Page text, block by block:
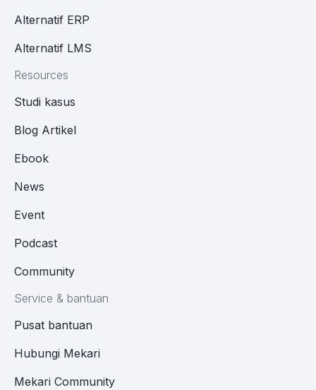
Alternatif ERP
Alternatif LMS
Resources
Studi kasus
Blog Artikel
Ebook
News
Event
Podcast
Community
Service & bantuan
Pusat bantuan
Hubungi Mekari
Mekari Community